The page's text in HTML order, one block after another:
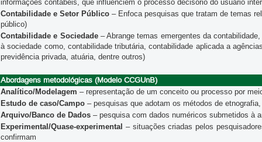
informações contábeis, que influenciem o processo decisório do usuário
Contabilidade e Setor Público – Enfoca pesquisas que tratam de temas
público)
Contabilidade e Sociedade– Abrange temas emergentes da
à sociedade como, contabilidade tributária, contabilidade aplicada a
previdência privada, atuária, dentre outros)
Abordagens metodológicas (Modelo CCGUnB)
Analítico/Modelagem – representação de um conceito ou processo por
Estudo de caso/Campo – pesquisas que adotam os métodos de
Arquivo/Banco de Dados – pesquisa com dados numéricos submetidos à
Experimental/Quase-experimental – situações criadas pelos
confirmam